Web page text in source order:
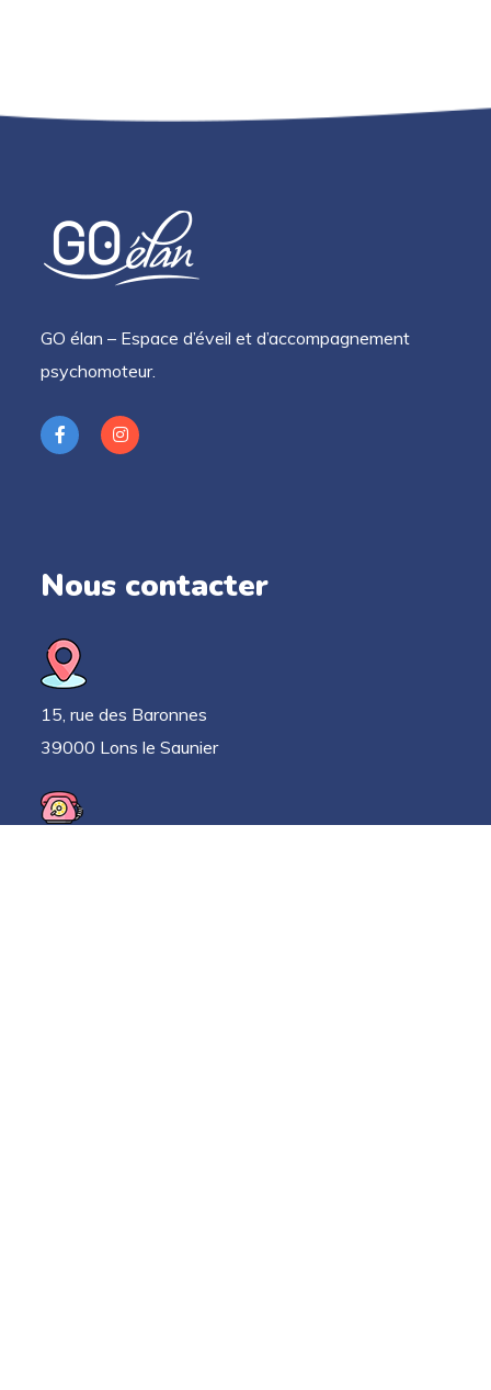
GO élan – Espace d’éveil et d’accompagnement
psychomoteur.
Nous contacter
15, rue des Baronnes
39000 Lons le Saunier